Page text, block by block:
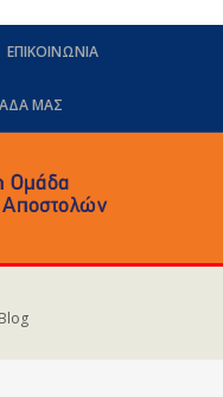
ΕΠΙΚΟΙΝΩΝΙΑ
ΜΑΣ